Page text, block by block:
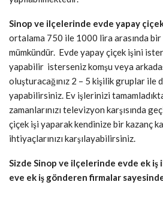
Sinop ve ilçelerinde evde yapay
ortalama 750 ile 1000 lira arasında bir
mümkündür. Evde yapay çiçek işini
yapabilir isterseniz komşu veya
oluşturacağınız 2 – 5 kişilik gruplar ile
yapabilirsiniz. Ev işlerinizi
zamanlarınızı televizyon karşısında
çiçek işi yaparak kendinize bir kazanç
ihtiyaçlarınızı karşılayabilirsiniz.
Sizde Sinop ve ilçelerinde evde ek iş
eve ek iş gönderen firmalar